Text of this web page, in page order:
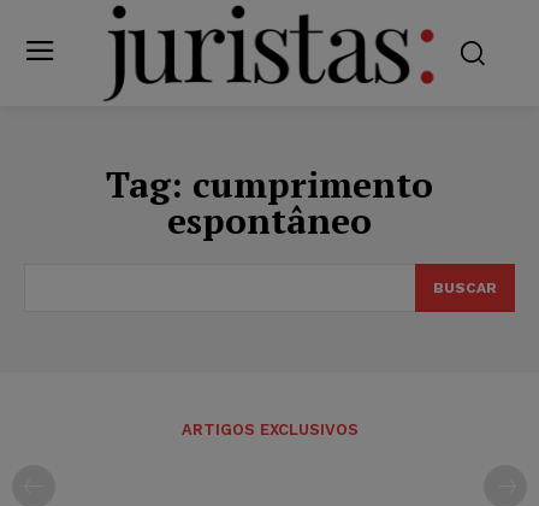
Tag: cumprimento
espontâneo
BUSCAR
ARTIGOS EXCLUSIVOS